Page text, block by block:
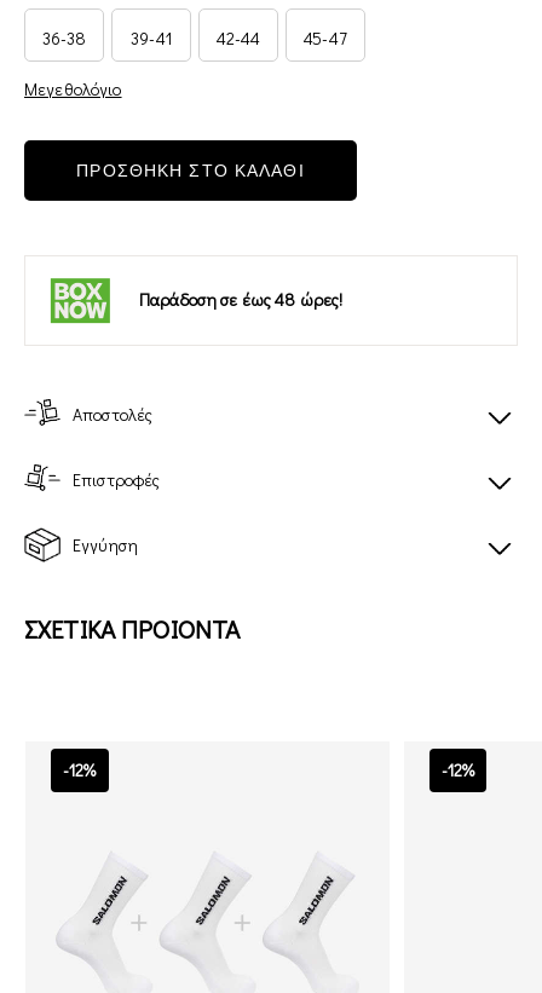
36-38 39-41 42-44 45-47
Μεγεθολόγιο
ΠΡΟΣΘΗΚΗ ΣΤΟ ΚΑΛΑΘΙ
Παράδοση σε έως 48 ώρες!
Αποστολές
Επιστροφές
Εγγύηση
ΣΧΕΤΙΚΑ ΠΡΟΙΟΝΤΑ
-12% -12%